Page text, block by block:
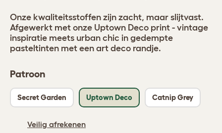
Patroon
Secret Garden Uptown Deco Catnip Grey
Veilig afrekenen
Onze kwaliteitsstoffen zijn zacht, maar slijtvast.
Afgewerkt met onze Uptown Deco print - vintage
inspiratie meets urban chic in gedempte
pasteltinten met een art deco randje.